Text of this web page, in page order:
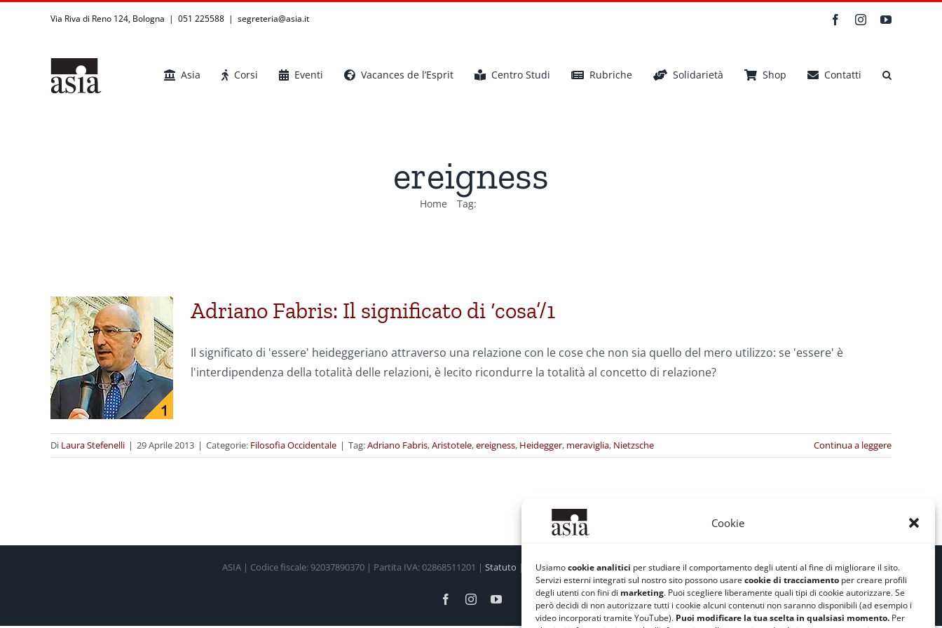
Cookie
Usiamocookie analitici per studiare il comportamento degli utenti al fine di migliorare il sito.
Servizi esterni integrati sul nostro sito possono usare cookie di tracciamento per creare profili
degli utenti con fini di marketing. Puoi scegliere liberamente quali tipi di cookie autorizzare. Se
però decidi di non autorizzare tutti i cookie alcuni contenuti non saranno disponibili (ad esempio i
video incorporati tramite YouTube). Puoi modificare la tua scelta in qualsiasi momento. Per
Via Riva di Reno 124, Bologna | 051 225588 | segreteria@asia.it FacebookInstagramYouTube
Asia Corsi Eventi Vacances de l’Esprit Centro Studi Rubriche Solidarietà Shop Contatti
ereigness
Home Tag:
Adriano Fabris: Il significato di ‘cosa’/1
Il significato di 'essere' heideggeriano attraverso una relazione con le cose che non sia quello del mero utilizzo: se 'essere' è
l'interdipendenza della totalità delle relazioni, è lecito ricondurre la totalità al concetto di relazione?
Di Laura Stefenelli | 29 Aprile 2013 | Categorie: Filosofia Occidentale | Tag:Adriano Fabris,Aristotele,ereigness, Heidegger, meraviglia, Nietzsche Continua a leggere
ASIA | Codice fiscale: 92037890370 | Partita IVA: 02868511201 | Statuto | Regolamento|Privacy e Cookie|Safeguarding
FacebookInstagramYouTube